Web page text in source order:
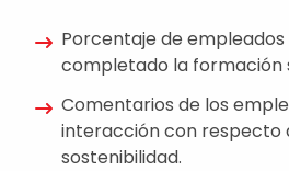
Porcentaje de empleados
completado la formación
Comentarios de los
interacción con respecto
sostenibilidad.